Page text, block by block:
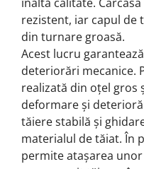
înaltă calitate.
rezistent, iar capul de
din turnare groasă.
Acest lucru
deteriorări mecanice.
realizată din oțel gros
deformare și
tăiere stabilă și
materialul de tăiat.În
permite atașarea